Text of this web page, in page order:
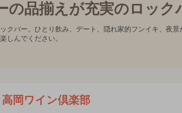
の品揃えが充実のロック
クバー。ひとり飲み、デート、隠れ家的フンイキ、夜
しんでください。
高岡ワイン倶楽部